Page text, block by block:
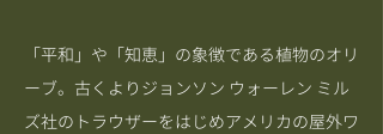
「平和」や「知恵」の象徴である植物のオリ
ーブ。古くよりジョンソン ウォーレン ミル
ズ社のトラウザーをはじめアメリカの屋外ワ